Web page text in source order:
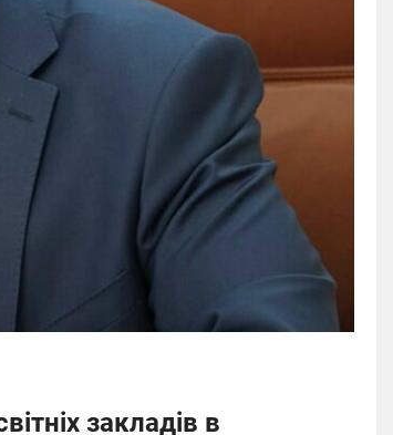
закладів в